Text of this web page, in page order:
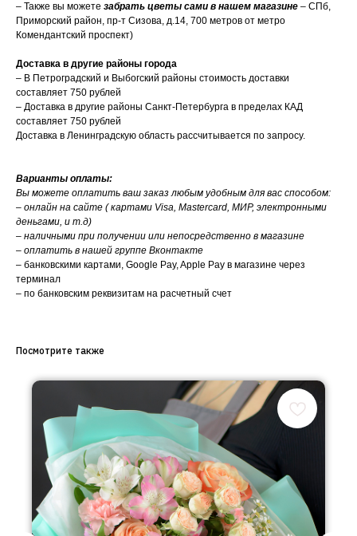
– Также вы можете забрать цветы сами в нашем магазине – СПб,
Приморский район, пр-т Сизова, д.14, 700 метров от метро
Комендантский проспект)
Доставка в другие районы города
– В Петроградский и Выбогский районы стоимость доставки
составляет 750 рублей
– Доставка в другие районы Санкт-Петербурга в пределах КАД
составляет 750 рублей
Доставка в Ленинградскую область рассчитывается по запросу.
Варианты оплаты:
Вы можете оплатить ваш заказ любым удобным для вас способом:
– онлайн на сайте ( картами Visa, Mastercard, МИР, электронными
деньгами, и т.д)
– наличными при получении или непосредственно в магазине
– оплатить в нашей группе Вконтакте
– банковскими картами, Google Pay, Apple Pay в магазине через
терминал
– по банковским реквизитам на расчетный счет
Посмотрите также